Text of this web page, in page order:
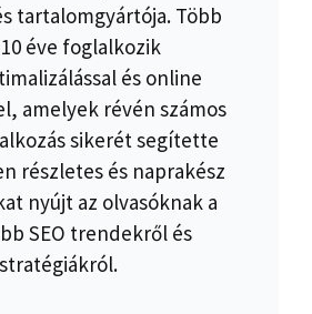
tartalomgyártója. Több
éve foglalkozik
és online
amelyek révén számos
sikerét segítette
részletes és naprakész
nyújt az olvasóknak a
SEO trendekről és
stratégiákról.